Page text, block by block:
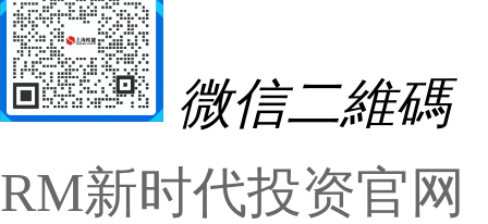
微信二維碼
RM新时代投资官网